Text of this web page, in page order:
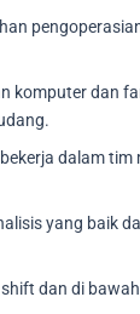
komputer dan
dalam tim
yang baik
dan di